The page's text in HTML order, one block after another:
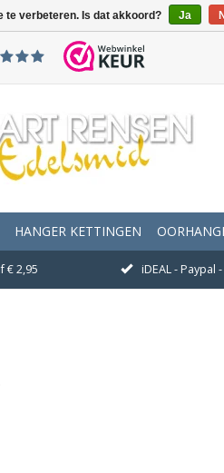
HANGER KETTINGEN
€ 2,95 iDEAL - Paypal
te verbeteren. Is dat akkoord? Ja